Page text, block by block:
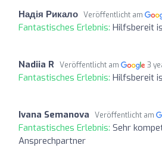
Надія Рикало Veröffentlicht am
Fantastisches Erlebnis: Hilfsbereit
Nadiia R Veröffentlicht am 3
Fantastisches Erlebnis: Hilfsbereit
Ivana Semanova Veröffentlicht am
Fantastisches Erlebnis: Sehr
Ansprechpartner